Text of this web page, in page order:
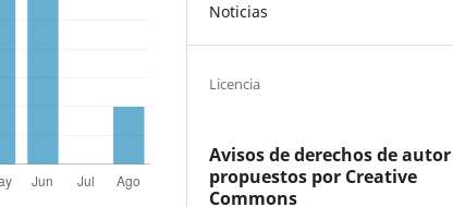
Noticias
Licencia
Avisos de derechos de autor
propuestos por Creative
Commons